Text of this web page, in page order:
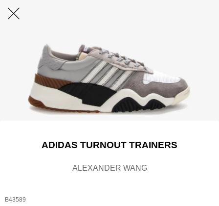
ADIDAS TURNOUT TRAINERS
ALEXANDER WANG
B43589